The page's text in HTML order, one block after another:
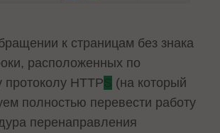
к страницам без знака
расположенных по
HTTPS (на который
полностью перевести работу
перенаправления